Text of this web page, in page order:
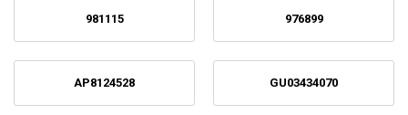
981115 976899
AP8124528 GU03434070